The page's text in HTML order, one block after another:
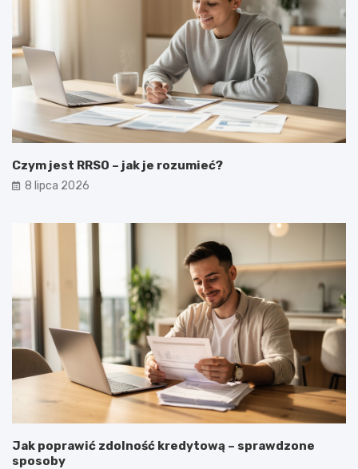
Czym jest RRSO – jak je rozumieć?
8 lipca 2026
Jak poprawić zdolność kredytową – sprawdzone
sposoby